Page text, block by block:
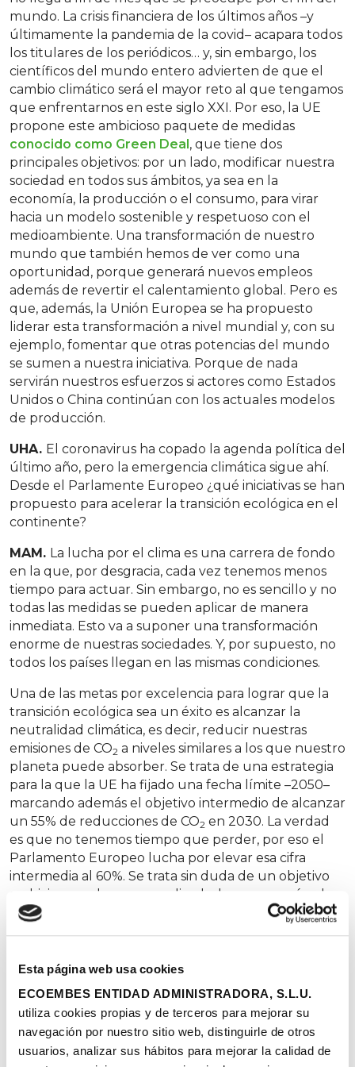
Esta página web usa cookies
ECOEMBES ENTIDAD ADMINISTRADORA, S.L.U.
utiliza cookies propias y de terceros para mejorar su
navegación por nuestro sitio web, distinguirle de otros
usuarios, analizar sus hábitos para mejorar la calidad de
mundo. La crisis financiera de los últimos años –y
últimamente la pandemia de la covid– acapara todos
los titulares de los periódicos… y, sin embargo, los
científicos del mundo entero advierten de que el
cambio climático será el mayor reto al que tengamos
que enfrentarnos en este siglo XXI. Por eso, la UE
propone este ambicioso paquete de medidas
conocido como Green Deal, que tiene dos
principales objetivos: por un lado, modificar nuestra
sociedad en todos sus ámbitos, ya sea en la
economía, la producción o el consumo, para virar
hacia un modelo sostenible y respetuoso con el
medioambiente. Una transformación de nuestro
mundo que también hemos de ver como una
oportunidad, porque generará nuevos empleos
además de revertir el calentamiento global. Pero es
que, además, la Unión Europea se ha propuesto
liderar esta transformación a nivel mundial y, con su
ejemplo, fomentar que otras potencias del mundo
se sumen a nuestra iniciativa. Porque de nada
servirán nuestros esfuerzos si actores como Estados
Unidos o China continúan con los actuales modelos
de producción.
UHA. El coronavirus ha copado la agenda política del
último año, pero la emergencia climática sigue ahí.
Desde el Parlamente Europeo ¿qué iniciativas se han
propuesto para acelerar la transición ecológica en el
continente?
MAM. La lucha por el clima es una carrera de fondo
en la que, por desgracia, cada vez tenemos menos
tiempo para actuar. Sin embargo, no es sencillo y no
todas las medidas se pueden aplicar de manera
inmediata. Esto va a suponer una transformación
enorme de nuestras sociedades. Y, por supuesto, no
todos los países llegan en las mismas condiciones.
Una de las metas por excelencia para lograr que la
transición ecológica sea un éxito es alcanzar la
neutralidad climática, es decir, reducir nuestras
emisiones de CO2 a niveles similares a los que nuestro
planeta puede absorber. Se trata de una estrategia
para la que la UE ha fijado una fecha límite –2050–
marcando además el objetivo intermedio de alcanzar
un 55% de reducciones de CO2 en 2030. La verdad
es que no tenemos tiempo que perder, por eso el
Parlamento Europeo lucha por elevar esa cifra
intermedia al 60%. Se trata sin duda de un objetivo
ambicioso y, a la vez, complicado: hay economías de
Estados miembro como Polonia que hoy continúan
una realidad en muy poco tiempo: es el caso de los
plásticos de un solo uso, que desaparecerán de
nuestras vidas para dar paso a soluciones más
sostenibles este mismo año.